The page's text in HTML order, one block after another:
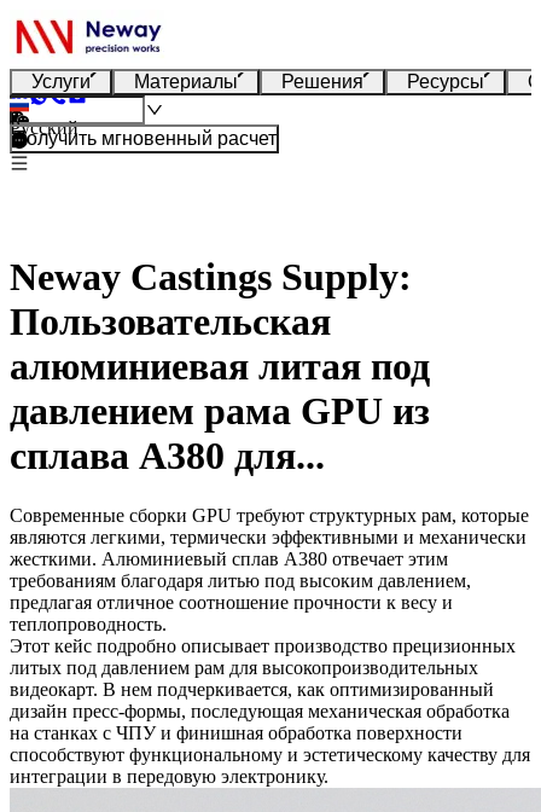
Услуги Материалы Решения Ресурсы
Русский
Получить мгновенный расчет
Neway Castings Supply:
Пользовательская
алюминиевая литая под
давлением рама GPU из
сплава A380 для...
Современные сборки GPU требуют структурных рам, которые
являются легкими, термически эффективными и механически
жесткими. Алюминиевый сплав A380 отвечает этим
требованиям благодаря литью под высоким давлением,
предлагая отличное соотношение прочности к весу и
теплопроводность.
Этот кейс подробно описывает производство прецизионных
литых под давлением рам для высокопроизводительных
видеокарт. В нем подчеркивается, как оптимизированный
дизайн пресс-формы, последующая механическая обработка
на станках с ЧПУ и финишная обработка поверхности
способствуют функциональному и эстетическому качеству для
интеграции в передовую электронику.